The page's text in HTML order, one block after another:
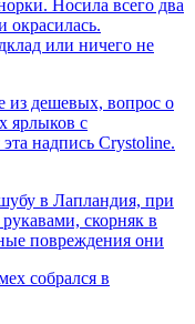
Носила всего два
окрасилась.
или ничего не
из дешевых, вопрос о
ярлыков с
надпись Crystoline.
в Лапландия, при
скорняк в
повреждения они
собрался в